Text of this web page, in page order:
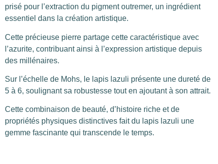
prisé pour l’extraction du pigment outremer, un ingrédient
essentiel dans la création artistique.
Cette précieuse pierre partage cette caractéristique avec
l’azurite, contribuant ainsi à l’expression artistique depuis
des millénaires.
Sur l’échelle de Mohs, le lapis lazuli présente une dureté de
5 à 6, soulignant sa robustesse tout en ajoutant à son attrait.
Cette combinaison de beauté, d’histoire riche et de
propriétés physiques distinctives fait du lapis lazuli une
gemme fascinante qui transcende le temps.